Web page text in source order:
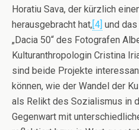
Horatiu Sava, der kürzlich
herausgebracht hat,[4] und
„Dacia 50“ des Fotografen
Kulturanthropologin Cristina
sind beide Projekte
können, wie der Wandel der
als Relikt des Sozialismus in
Gegenwart mit